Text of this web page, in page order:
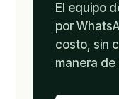
El equipo
por
costo, sin
manera de